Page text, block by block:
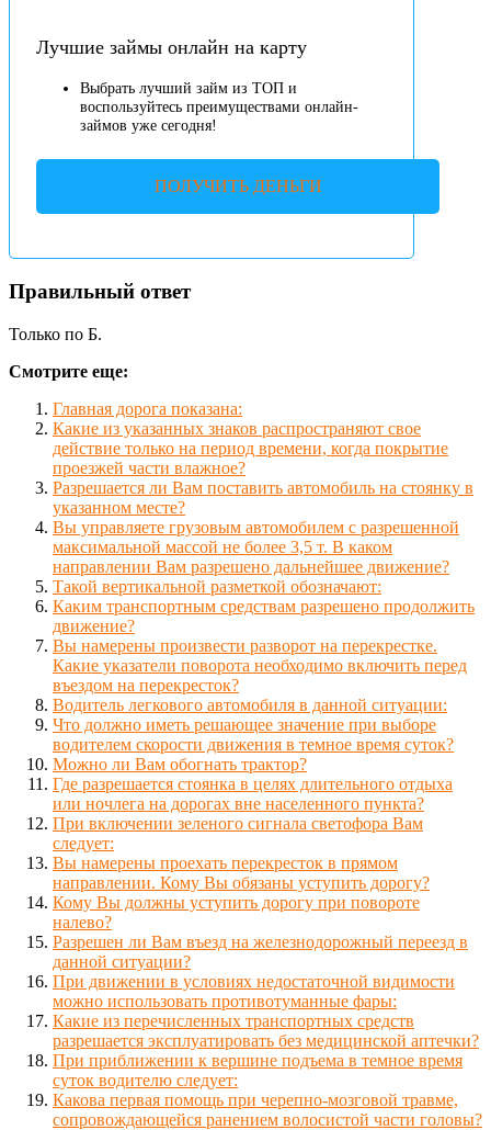
Лучшие займы онлайн на карту
Выбрать лучший займ из ТОП и
воспользуйтесь преимуществами онлайн-
займов уже сегодня!
ПОЛУЧИТЬ ДЕНЬГИ
Правильный ответ
Только по Б.
Смотрите еще:
Главная дорога показана:
Какие из указанных знаков распространяют свое
действие только на период времени, когда покрытие
проезжей части влажное?
Разрешается ли Вам поставить автомобиль на стоянку в
указанном месте?
Вы управляете грузовым автомобилем с разрешенной
максимальной массой не более 3,5 т. В каком
направлении Вам разрешено дальнейшее движение?
Такой вертикальной разметкой обозначают:
Каким транспортным средствам разрешено продолжить
движение?
Вы намерены произвести разворот на перекрестке.
Какие указатели поворота необходимо включить перед
въездом на перекресток?
Водитель легкового автомобиля в данной ситуации:
Что должно иметь решающее значение при выборе
водителем скорости движения в темное время суток?
Можно ли Вам обогнать трактор?
Где разрешается стоянка в целях длительного отдыха
или ночлега на дорогах вне населенного пункта?
При включении зеленого сигнала светофора Вам
следует:
Вы намерены проехать перекресток в прямом
направлении. Кому Вы обязаны уступить дорогу?
Кому Вы должны уступить дорогу при повороте
налево?
Разрешен ли Вам въезд на железнодорожный переезд в
данной ситуации?
При движении в условиях недостаточной видимости
можно использовать противотуманные фары:
Какие из перечисленных транспортных средств
разрешается эксплуатировать без медицинской аптечки?
При приближении к вершине подъема в темное время
суток водителю следует:
Какова первая помощь при черепно-мозговой травме,
сопровождающейся ранением волосистой части головы?